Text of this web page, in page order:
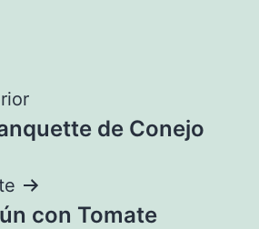
de Conejo
con Tomate